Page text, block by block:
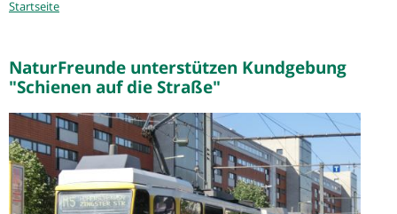
Sie
Startseite
NaturFreunde unterstützen Kundgebung
"Schienen auf die Straße"